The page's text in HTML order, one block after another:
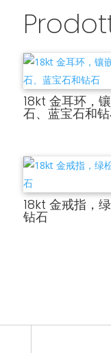
18kt 金耳环，
石、蓝宝石和
18kt 金戒指，
钻石